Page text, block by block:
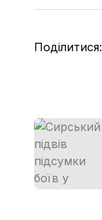
Поділитися: